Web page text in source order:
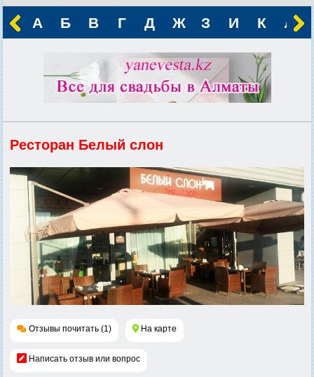
А Б В Г Д Ж З И К Л
Ресторан Белый слон
Отзывы почитать (1) На карте
Написать отзыв или вопрос